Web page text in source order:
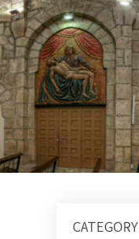
CATEGORY